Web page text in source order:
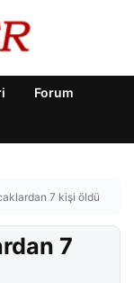
Forum
7 kişi öldü
7